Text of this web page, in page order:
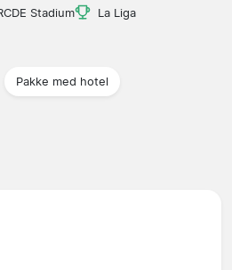
Stadium
La Liga
Pakke med hotel